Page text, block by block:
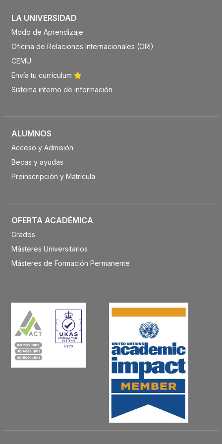
LA UNIVERSIDAD
Modo de Aprendizaje
Oficina de Relaciones Internacionales (ORI)
CEMU
Envía tu currículum
Sistema interno de información
ALUMNOS
Acceso y Admisión
Becas y ayudas
Preinscripción y Matrícula
OFERTA ACADÉMICA
Grados
Másteres Universitarios
Másteres de Formación Permanente